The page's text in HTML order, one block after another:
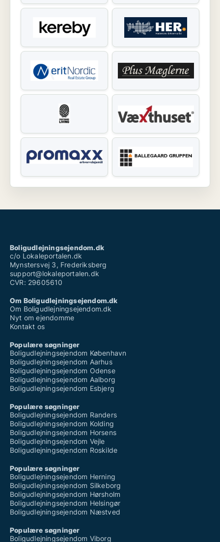
Boligudlejningsejendom.dk
c/o Lokaleportalen.dk
Mynstersvej 3, Frederiksberg
support@lokaleportalen.dk
CVR: 29605610
Om Boligudlejningsejendom.dk
Om Boligudlejningsejendom.dk
Nyt om ejendomme
Kontakt os
Populære søgninger
Boligudlejningsejendom København
Boligudlejningsejendom Aarhus
Boligudlejningsejendom Odense
Boligudlejningsejendom Aalborg
Boligudlejningsejendom Esbjerg
Populære søgninger
Boligudlejningsejendom Randers
Boligudlejningsejendom Kolding
Boligudlejningsejendom Horsens
Boligudlejningsejendom Vejle
Boligudlejningsejendom Roskilde
Populære søgninger
Boligudlejningsejendom Herning
Boligudlejningsejendom Silkeborg
Boligudlejningsejendom Hørsholm
Boligudlejningsejendom Helsingør
Boligudlejningsejendom Næstved
Populære søgninger
Boligudlejningsejendom Viborg